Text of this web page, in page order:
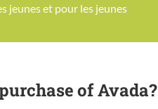
jeunes et pour les jeunes
of Avada?